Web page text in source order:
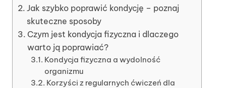
Jak szybko poprawić kondycję – poznaj
skuteczne sposoby
Czym jest kondycja fizyczna i dlaczego
warto ją poprawiać?
Kondycja fizyczna a wydolność
organizmu
Korzyści z regularnych ćwiczeń dla